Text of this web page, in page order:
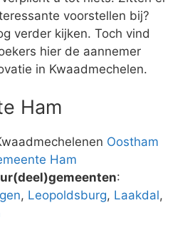
voorstellen bij?
verder kijken. Toch vind
hier de aannemer
in Kwaadmechelen.
Ham
Oostham
Ham
:
, Leopoldsburg, Laakdal,